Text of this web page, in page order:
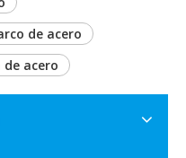
de acero
acero